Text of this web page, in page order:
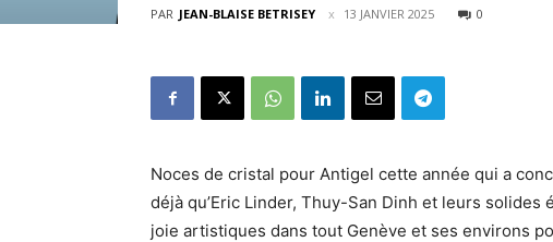
PAR JEAN-BLAISE BETRISEY 13 JANVIER 2025 0
Noces de cristal pour Antigel cette année qui a
déjà qu’Eric Linder, Thuy-San Dinh et leurs
joie artistiques dans tout Genève et ses environs